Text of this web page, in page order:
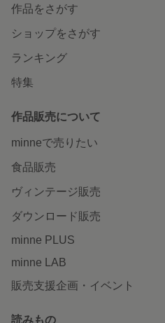
作品をさがす
ショップをさがす
ランキング
特集
作品販売について
minneで売りたい
食品販売
ヴィンテージ販売
ダウンロード販売
minne PLUS
minne LAB
販売支援企画・イベント
読みもの